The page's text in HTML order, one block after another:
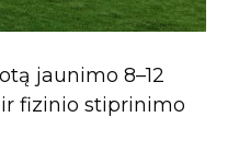
jaunimo 8–12
fizinio stiprinimo